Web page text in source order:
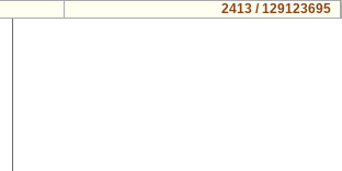
2413 / 129123695